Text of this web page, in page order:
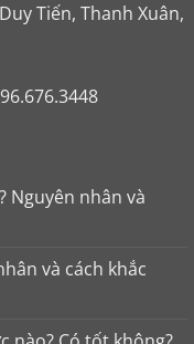
Tiến, Thanh Xuân,
Nguyên nhân và
và cách khắc